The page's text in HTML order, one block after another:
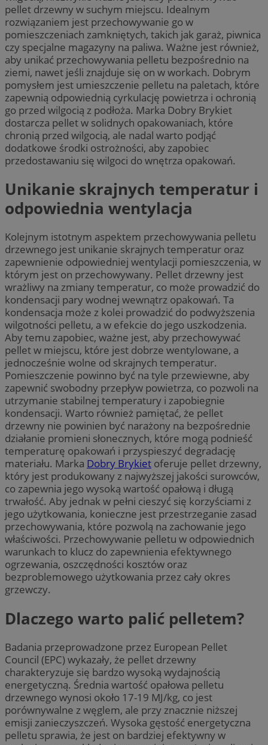
pellet drzewny w suchym miejscu. Idealnym
rozwiązaniem jest przechowywanie go w
pomieszczeniach zamkniętych, takich jak garaż, piwnica
czy specjalne magazyny na paliwa. Ważne jest również,
aby unikać przechowywania pelletu bezpośrednio na
ziemi, nawet jeśli znajduje się on w workach. Dobrym
pomysłem jest umieszczenie pelletu na paletach, które
zapewnią odpowiednią cyrkulację powietrza i ochronią
go przed wilgocią z podłoża. Marka Dobry Brykiet
dostarcza pellet w solidnych opakowaniach, które
chronią przed wilgocią, ale nadal warto podjąć
dodatkowe środki ostrożności, aby zapobiec
przedostawaniu się wilgoci do wnętrza opakowań.
Unikanie skrajnych temperatur i
odpowiednia wentylacja
Kolejnym istotnym aspektem przechowywania pelletu
drzewnego jest unikanie skrajnych temperatur oraz
zapewnienie odpowiedniej wentylacji pomieszczenia, w
którym jest on przechowywany. Pellet drzewny jest
wrażliwy na zmiany temperatur, co może prowadzić do
kondensacji pary wodnej wewnątrz opakowań. Ta
kondensacja może z kolei prowadzić do podwyższenia
wilgotności pelletu, a w efekcie do jego uszkodzenia.
Aby temu zapobiec, ważne jest, aby przechowywać
pellet w miejscu, które jest dobrze wentylowane, a
jednocześnie wolne od skrajnych temperatur.
Pomieszczenie powinno być na tyle przewiewne, aby
zapewnić swobodny przepływ powietrza, co pozwoli na
utrzymanie stabilnej temperatury i zapobiegnie
kondensacji. Warto również pamiętać, że pellet
drzewny nie powinien być narażony na bezpośrednie
działanie promieni słonecznych, które mogą podnieść
temperaturę opakowań i przyspieszyć degradację
materiału. Marka Dobry Brykiet oferuje pellet drzewny,
który jest produkowany z najwyższej jakości surowców,
co zapewnia jego wysoką wartość opałową i długą
trwałość. Aby jednak w pełni cieszyć się korzyściami z
jego użytkowania, konieczne jest przestrzeganie zasad
przechowywania, które pozwolą na zachowanie jego
właściwości. Przechowywanie pelletu w odpowiednich
warunkach to klucz do zapewnienia efektywnego
ogrzewania, oszczędności kosztów oraz
bezproblemowego użytkowania przez cały okres
grzewczy.
Dlaczego warto palić pelletem?
Badania przeprowadzone przez European Pellet
Council (EPC) wykazały, że pellet drzewny
charakteryzuje się bardzo wysoką wydajnością
energetyczną. Średnia wartość opałowa pelletu
drzewnego wynosi około 17-19 MJ/kg, co jest
porównywalne z węglem, ale przy znacznie niższej
emisji zanieczyszczeń. Wysoka gęstość energetyczna
pelletu sprawia, że jest on bardziej efektywny w